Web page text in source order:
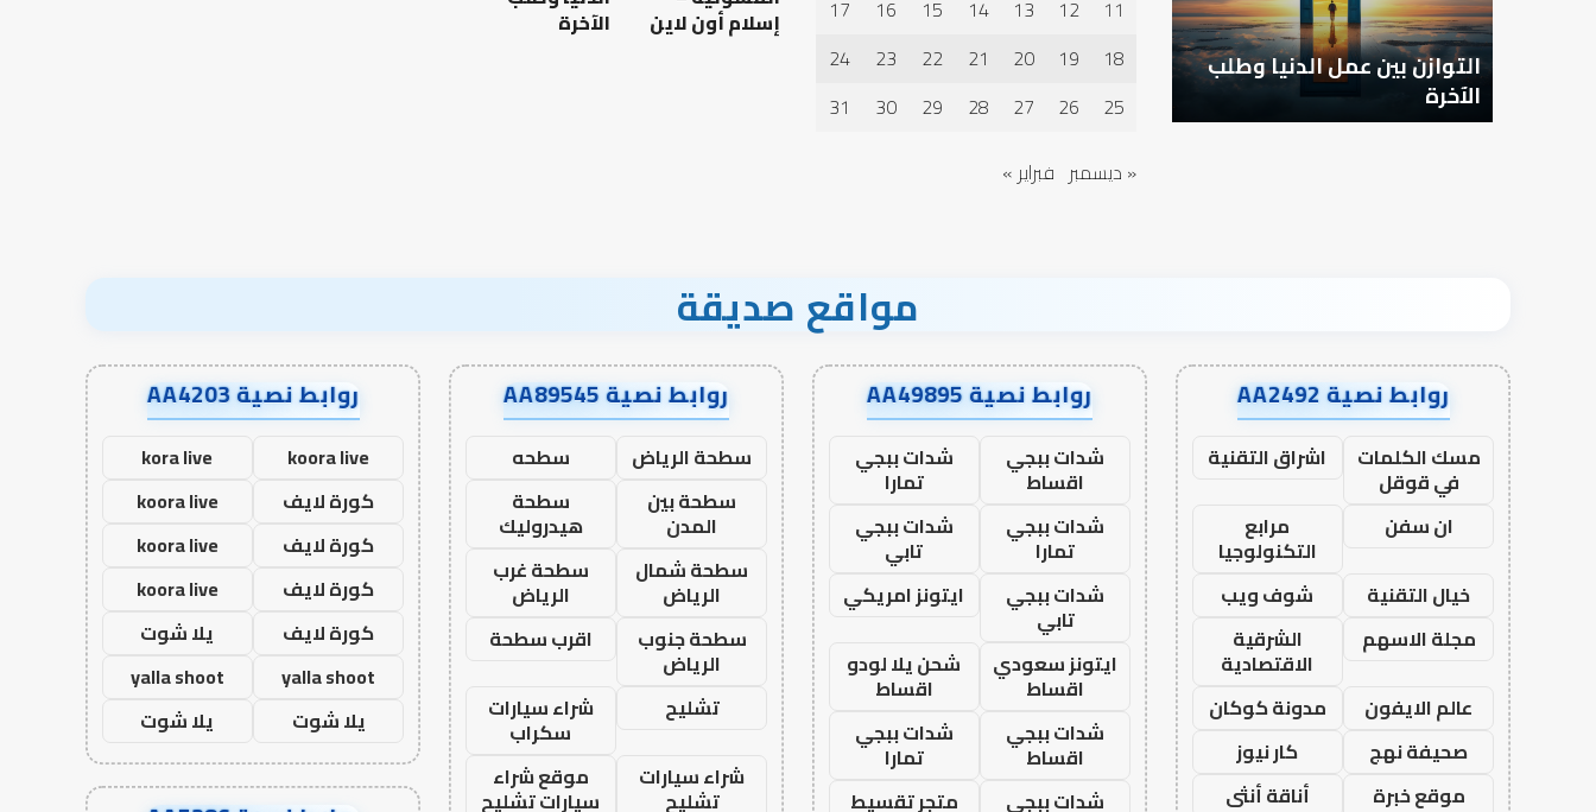
التوازن بين عمل الدنيا وطلب
الآخرة
كيف تشكل العبادات شخصية
الإنسان؟
أهم أسباب عدم استجابة
الدعاء
11
12
13
14
15
16
17
18
19
20
21
22
23
24
25
26
27
28
29
30
31
« ديسمبر فبراير »
إسلام أون لاين الآخرة
مواقع صديقة
روابط نصية AA2492
مسك الكلمات
في قوقل
اشراق التقنية
ان سفن
مرابع
التكنولوجيا
خيال التقنية
شوف ويب
مجلة الاسهم
الشرقية
الاقتصادية
عالم الايفون
مدونة كوكان
صحيفة نهج
كار نيوز
موقع خبرة
أناقة أنثى
روابط نصية AA49895
شدات ببجي
اقساط
شدات ببجي
تمارا
شدات ببجي
تمارا
شدات ببجي
تابي
شدات ببجي
تابي
ايتونز امريكي
ايتونز سعودي
اقساط
شحن يلا لودو
اقساط
شدات ببجي
اقساط
شدات ببجي
تمارا
شدات ببجي
متجر تقسيط
روابط نصية AA89545
سطحة الرياض
سطحه
سطحة بين
المدن
سطحة
هيدروليك
سطحة شمال
الرياض
سطحة غرب
الرياض
سطحة جنوب
الرياض
اقرب سطحة
تشليح
شراء سيارات
سكراب
شراء سيارات
تشليح
موقع شراء
سيارات تشليح
روابط نصية AA4203
koora live
kora live
كورة لايف
koora live
كورة لايف
koora live
كورة لايف
koora live
كورة لايف
يلا شوت
yalla shoot
yalla shoot
يلا شوت
يلا شوت